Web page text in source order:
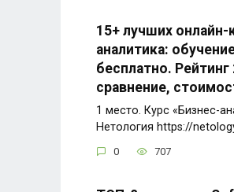
15+ лучших онлайн-
аналитика:
бесплатно. Рейтинг
сравнение,
1 место. Курс «Бизнес-
Нетология https://
0 707